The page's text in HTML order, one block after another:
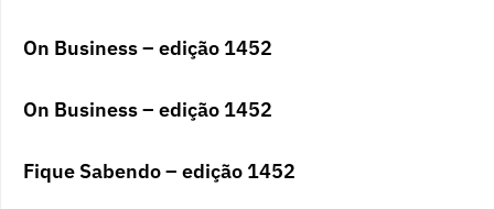
On Business – edição 1452
On Business – edição 1452
Fique Sabendo – edição 1452